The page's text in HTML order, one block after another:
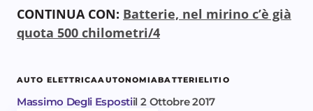
CONTINUA CON: Batterie, nel mirino c’è già
quota 500 chilometri/4
AUTO ELETTRICAAUTONOMIABATTERIELITIO
Massimo Degli Espostiil 2 Ottobre 2017